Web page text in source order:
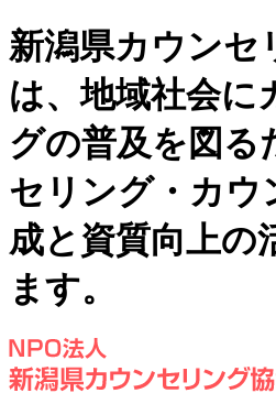
新潟県カウンセ
は、地域社会に
グの普及を図る
セリング・カウ
成と資質向上の
ます。